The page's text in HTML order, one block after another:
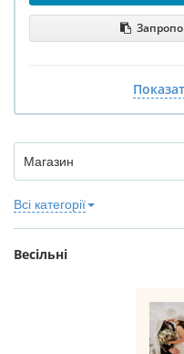
Магазин
Всі категорії
Весільні